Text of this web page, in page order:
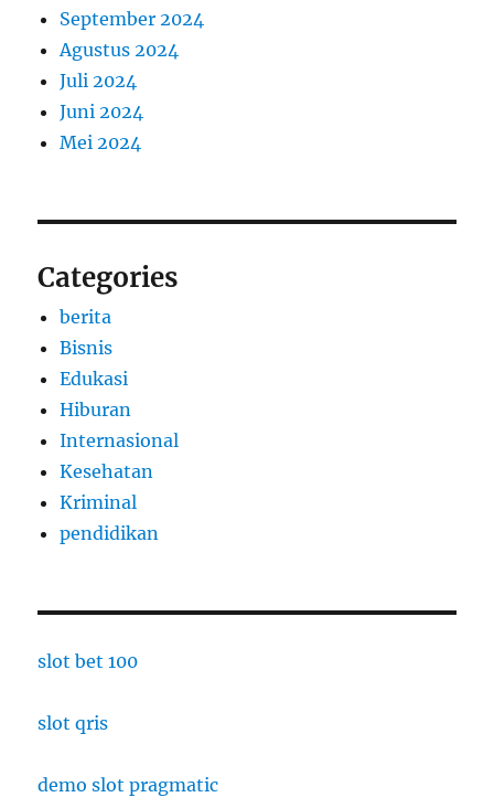
September 2024
Agustus 2024
Juli 2024
Juni 2024
Mei 2024
Categories
berita
Bisnis
Edukasi
Hiburan
Internasional
Kesehatan
Kriminal
pendidikan
slot bet 100
slot qris
demo slot pragmatic